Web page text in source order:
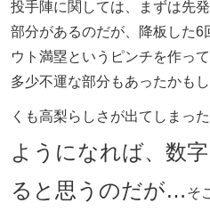
投手陣に関しては、まずは先
部分があるのだが、降板した6
ウト満塁というピンチを作っ
多少不運な部分もあったかも
くも高梨らしさが出てしまった
ようになれば、数
ると思うのだが… そ